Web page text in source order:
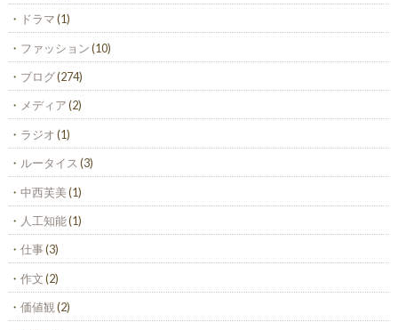
ドラマ(1)
ファッション(10)
ブログ(274)
メディア(2)
ラジオ(1)
ルータイス (3)
中西芙美(1)
人工知能(1)
仕事(3)
作文(2)
価値観 (2)